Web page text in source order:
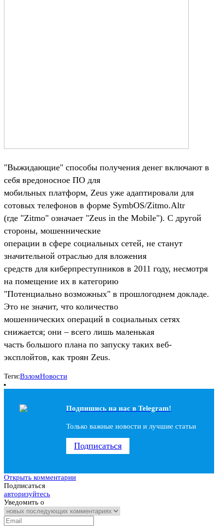
"Выжидающие" способы получения денег включают в
себя вредоносное ПО для
мобильных платформ, Zeus уже адаптировали для
сотовых телефонов в форме SymbOS/Zitmo.Altr
(где "Zitmo" означает "Zeus in the Mobile"). С другой
стороны, мошеннические
операции в сфере социальных сетей, не станут
значительной отраслью для вложения
средств для киберпреступников в 2011 году, несмотря
на помещение их в категорию
"Потенциально возможных" в прошлогоднем докладе.
Это не значит, что количество
мошеннических операций в социальных сетях
снижается; они – всего лишь маленькая
часть большого плана по запуску таких веб-
эксплойтов, как троян Zeus.
Теги:ВзломНовости
Подпишись на наc в Telegram!
Только важные новости и лучшие статьи
Подписаться
Открыть комментарии
Подписаться
авторизуйтесь
Уведомить о